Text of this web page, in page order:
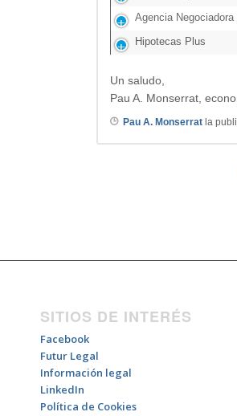
Agencia Negociadora
Hipotecas Plus
Un saludo,
Pau A. Monserrat,
Pau A. Monserrat la
SITIOS DE INTERÉS
Facebook
Futur Legal
Información legal
LinkedIn
Política de Cookies